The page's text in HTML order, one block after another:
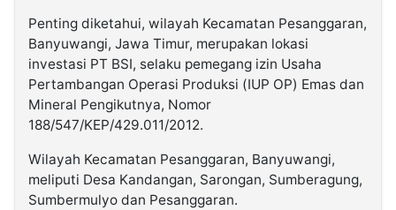
Penting diketahui, wilayah Kecamatan Pesanggaran,
Banyuwangi, Jawa Timur, merupakan lokasi
investasi PT BSI, selaku pemegang izin Usaha
Pertambangan Operasi Produksi (IUP OP) Emas dan
Mineral Pengikutnya, Nomor
188/547/KEP/429.011/2012.
Wilayah Kecamatan Pesanggaran, Banyuwangi,
meliputi Desa Kandangan, Sarongan, Sumberagung,
Sumbermulyo dan Pesanggaran.